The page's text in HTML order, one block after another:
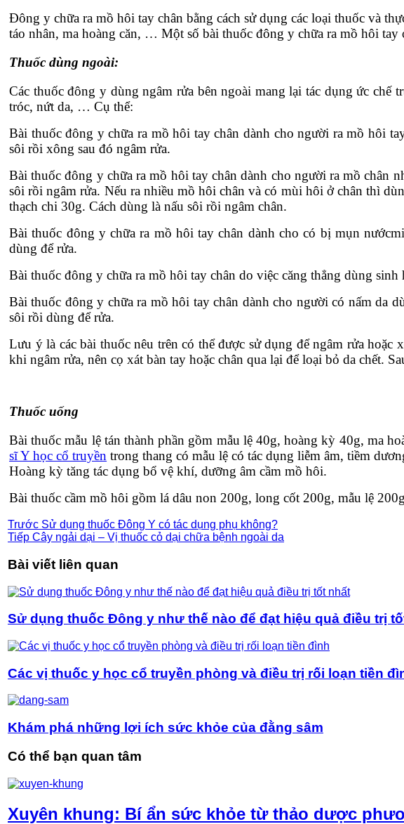
Đông y chữa ra mồ hôi tay chân bằng cách sử dụng các loại thuốc và
táo nhân, ma hoàng căn, … Một số bài thuốc đông y chữa ra mồ hôi tay
Thuốc dùng ngoài:
Các thuốc đông y dùng ngâm rửa bên ngoài mang lại tác dụng ức
tróc, nứt da, … Cụ thể:
Bài thuốc đông y chữa ra mồ hôi tay chân dành cho người ra mồ hôi
sôi rồi xông sau đó ngâm rửa.
Bài thuốc đông y chữa ra mồ hôi tay chân dành cho người ra mồ chân
sôi rồi ngâm rửa. Nếu ra nhiều mồ hôi chân và có mùi hôi ở chân thì
thạch chi 30g. Cách dùng là nấu sôi rồi ngâm chân.
Bài thuốc đông y chữa ra mồ hôi tay chân dành cho có bị mụn
dùng để rửa.
Bài thuốc đông y chữa ra mồ hôi tay chân do việc căng thẳng dùng
Bài thuốc đông y chữa ra mồ hôi tay chân dành cho người có nấm da
sôi rồi dùng để rửa.
Lưu ý là các bài thuốc nêu trên có thể được sử dụng để ngâm rửa
khi ngâm rửa, nên cọ xát bàn tay hoặc chân qua lại để loại bỏ da chết.
Thuốc uống
Bài thuốc mẫu lệ tán thành phần gồm mẫu lệ 40g, hoàng kỳ 40g, ma
sĩ Y học cổ truyền trong thang có mẫu lệ có tác dụng liễm âm, tiềm
Hoàng kỳ tăng tác dụng bổ vệ khí, dưỡng âm cầm mồ hôi.
Bài thuốc cầm mồ hôi gồm lá dâu non 200g, long cốt 200g, mẫu lệ
Trước Sử dụng thuốc Đông Y có tác dụng phụ không?
Tiếp Cây ngải dại – Vị thuốc cỏ dại chữa bệnh ngoài da
Bài viết liên quan
Sử dụng thuốc Đông y như thế nào để đạt hiệu quả điều trị
Các vị thuốc y học cổ truyền phòng và điều trị rối loạn tiền
Khám phá những lợi ích sức khỏe của đằng sâm
Có thể bạn quan tâm
Xuyên khung: Bí ẩn sức khỏe từ thảo dược